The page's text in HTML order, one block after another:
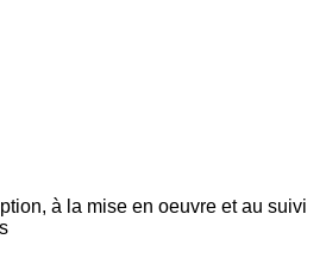
à la mise en oeuvre et au suivi